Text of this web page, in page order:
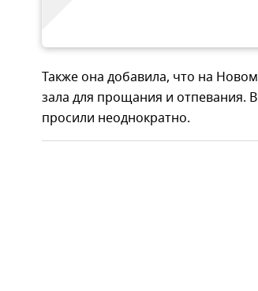
Также она добавила, что на
зала для прощания и отпевания.
просили неоднократно.